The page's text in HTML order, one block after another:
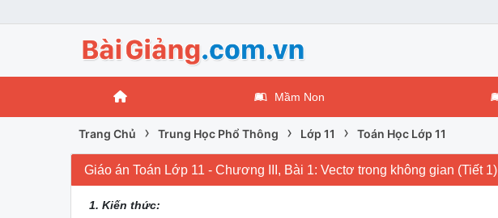
Mầm Non
Trang Chủ › Trung Học Phổ Thông › Lớp 11 › Toán Học Lớp 11
Giáo án Toán Lớp 11 - Chương III, Bài 1: Vectơ trong không gian (Tiết 1)
1. Kiến thức: